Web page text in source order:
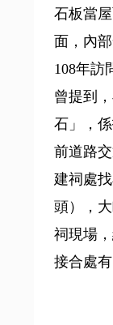
石板當
面，內
108年訪
曾提到
石」，
前道路
建祠處
頭），
祠現場
接合處